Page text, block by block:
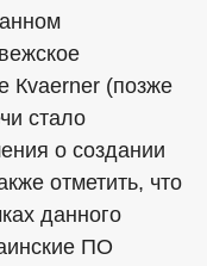
Кvaerner (позже
стало
о создании
отметить, что
данного
ПО